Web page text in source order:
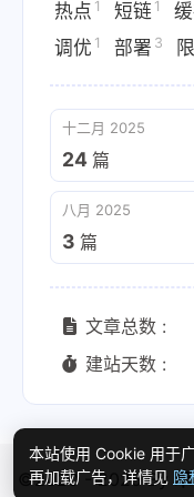
热点 1 短链 1
调优 1 部署 3
十二月 2025
24 篇
八月 2025
3 篇
文章总数 :
建站天数 :
©2020 - 2025 By
本站使用 Cookie 用于
再加载广告，详情见 隐